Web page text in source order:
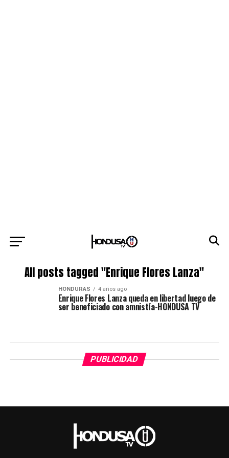
All posts tagged "Enrique Flores Lanza"
HONDURAS 4 años ago
Enrique Flores Lanza queda en libertad luego de
ser beneficiado con amnistía-HONDUSA TV
PUBLICIDAD